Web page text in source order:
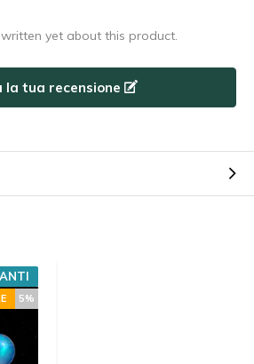
yet about this product.
la tua recensione
5%